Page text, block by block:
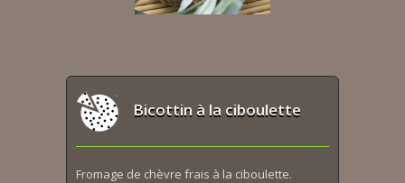
Bicottin à la ciboulette
Fromage de chèvre frais à la ciboulette.